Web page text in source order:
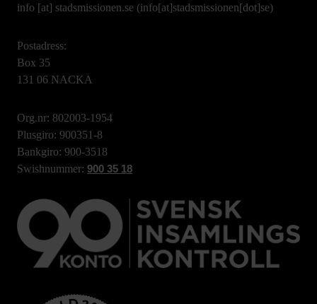
info [at] stadsmissionen.se (info[at]stadsmissionen[dot]se)
Postadress:
Box 35
131 06 NACKA
Org.nr: 802003-1954
Plusgiro: 900351-8
Bankgiro: 900-3518
Swishnummer: 900 35 18